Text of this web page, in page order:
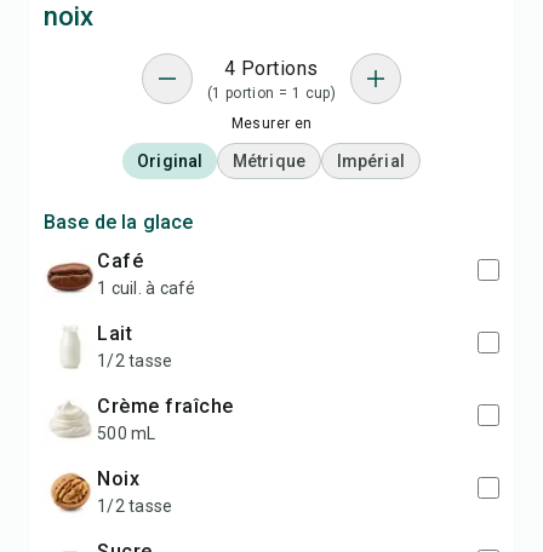
noix
4 Portions
(1 portion = 1 cup)
Mesurer en
Original Métrique Impérial
Base de la glace
Café
1 cuil. à café
Lait
1/2 tasse
Crème fraîche
500 mL
Noix
1/2 tasse